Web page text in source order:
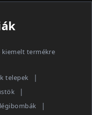
kiemelt termékre
telepek